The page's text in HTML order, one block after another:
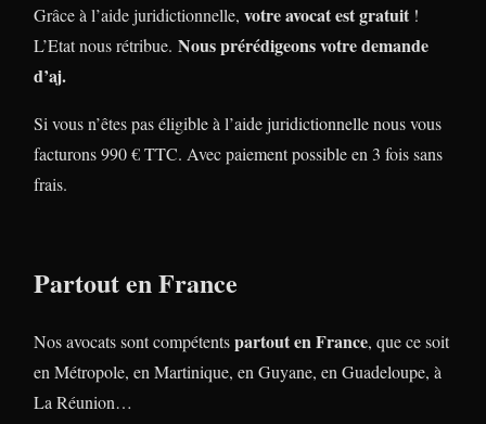
Grâce à l’aide juridictionnelle, votre avocat est gratuit !
L’Etat nous rétribue. Nous prérédigeons votre demande
d’aj.
Si vous n’êtes pas éligible à l’aide juridictionnelle nous vous
facturons 990 € TTC. Avec paiement possible en 3 fois sans
frais.
Partout en France
Nos avocats sont compétentspartout en France, que ce soit
en Métropole, en Martinique, en Guyane, en Guadeloupe, à
La Réunion…